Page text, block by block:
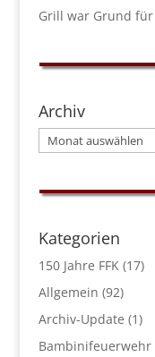
Grill war Grund
Archiv
Archiv
Kategorien
150 Jahre FFK(17)
Allgemein (92)
Archiv-Update (1)
Bambinifeuerwehr